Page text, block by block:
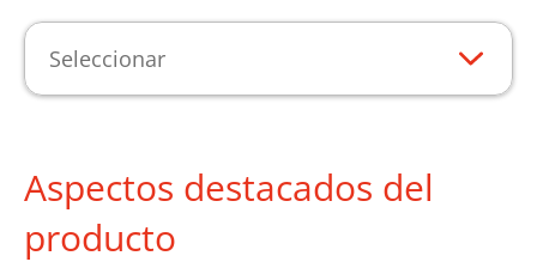
Seleccionar
Aspectos destacados del
producto